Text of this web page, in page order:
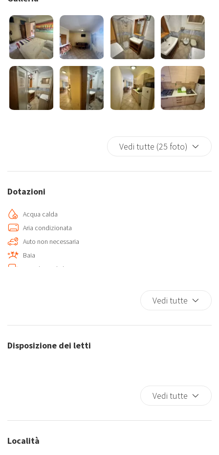
Vedi tutte (25 foto)
Dotazioni
Acqua calda
Aria condizionata
Auto non necessaria
Baia
Biancheria da letto
Cucina
Frigorifero
Parcheggio in strada
TV
Vedi tutte
Disposizione dei letti
Vedi tutte
Località